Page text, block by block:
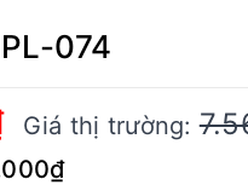
074
Giá thị trường: